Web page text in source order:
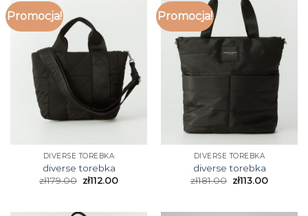
Promocja!
DIVERSE TOREBKA
diverse torebka
zł179.00 zł112.00
Promocja!
DIVERSE TOREBKA
diverse torebka
zł181.00 zł113.00